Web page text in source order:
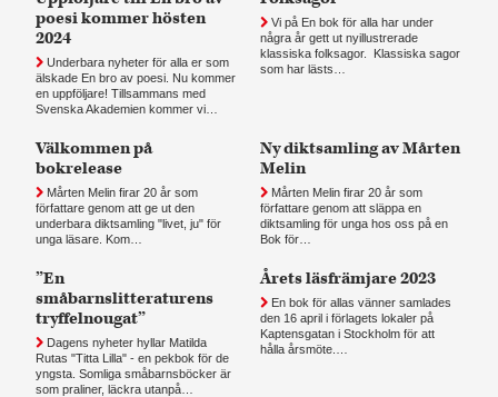
poesi kommer hösten
2024
Underbara nyheter för alla er som
älskade En bro av poesi. Nu kommer
en uppföljare! Tillsammans med
Svenska Akademien kommer vi…
Vi på En bok för alla har under
några år gett ut nyillustrerade
klassiska folksagor. Klassiska sagor
som har lästs…
Välkommen på
bokrelease
Mårten Melin firar 20 år som
författare genom att ge ut den
underbara diktsamling "livet, ju" för
unga läsare. Kom…
Ny diktsamling av Mårten
Melin
Mårten Melin firar 20 år som
författare genom att släppa en
diktsamling för unga hos oss på en
Bok för…
”En
småbarnslitteraturens
tryffelnougat”
Dagens nyheter hyllar Matilda
Rutas "Titta Lilla" - en pekbok för de
yngsta. Somliga småbarnsböcker är
som praliner, läckra utanpå…
Årets läsfrämjare 2023
En bok för allas vänner samlades
den 16 april i förlagets lokaler på
Kaptensgatan i Stockholm för att
hålla årsmöte.…